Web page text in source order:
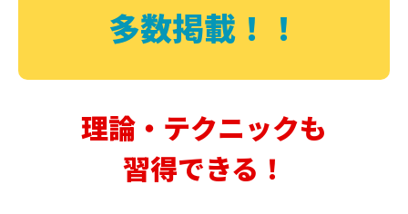
多数掲載！！
理論・テクニックも
習得できる！